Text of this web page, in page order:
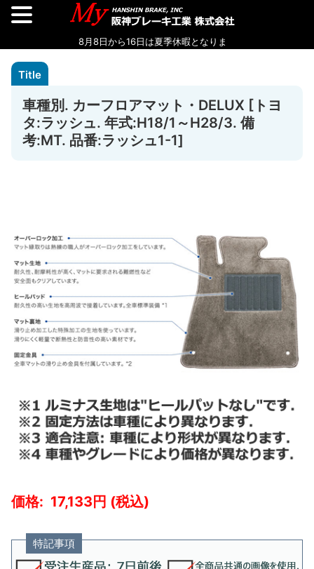
車種別. カーフロアマット・DELUX [トヨ
タ:ラッシュ. 年式:H18/1～H28/3. 備
考:MT. 品番:ラッシュ1-1]
17,133
特記事項